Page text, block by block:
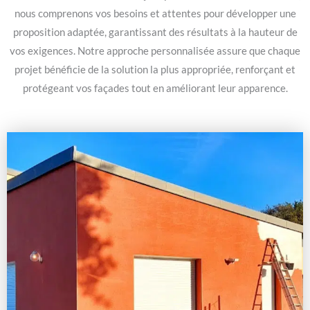
nous comprenons vos besoins et attentes pour développer une
proposition adaptée, garantissant des résultats à la hauteur de
vos exigences. Notre approche personnalisée assure que chaque
projet bénéficie de la solution la plus appropriée, renforçant et
protégeant vos façades tout en améliorant leur apparence.